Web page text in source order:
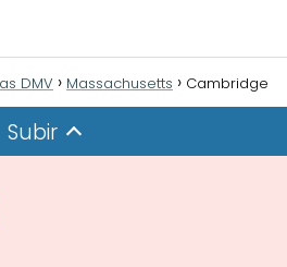
DMV Massachusetts Cambridge
Subir